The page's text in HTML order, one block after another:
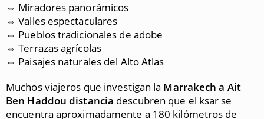
⇔ Miradores panorámicos
⇔ Valles espectaculares
⇔ Pueblos tradicionales de adobe
⇔ Terrazas agrícolas
⇔ Paisajes naturales del Alto Atlas
Muchos viajeros que investigan la Marrakech a Ait
Ben Haddou distancia descubren que el ksar se
encuentra aproximadamente a 180 kilómetros de